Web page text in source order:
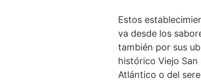
Estos
va desde los
también por sus
histórico Viejo
Atlántico o del